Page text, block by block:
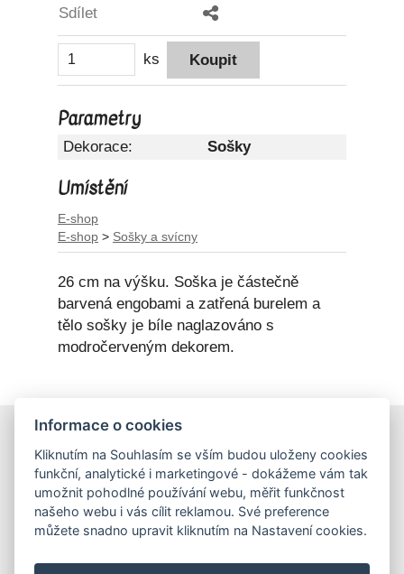
Sdílet
ks
Parametry
Dekorace: Sošky
Umístění
E-shop
E-shop > Sošky a svícny
26 cm na výšku. Soška je částečně
barvená engobami a zatřená burelem a
tělo sošky je bíle naglazováno s
modročerveným dekorem.
Obchodní podmínky
Podmínky ochrany osobních údajů
Hrnečky
Ateliér Hrnečky
Informace o cookies
Kliknutím na Souhlasím se vším budou uloženy cookies
funkční, analytické i marketingové - dokážeme vám tak
umožnit pohodlné používání webu, měřit funkčnost
našeho webu i vás cílit reklamou. Své preference
můžete snadno upravit kliknutím na Nastavení cookies.